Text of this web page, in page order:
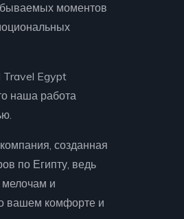
моментов
Travel Egypt
наша работа
созданная
по Египту, ведь
и
вашем комфорте и